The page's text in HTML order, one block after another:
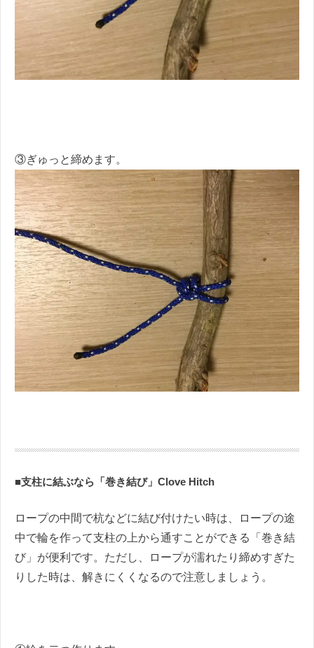
③ぎゅっと締めます。
■支柱に結ぶなら「巻き結び」Clove Hitch
ロープの中間で杭などに結び付けたい時は、ロープの途
中で輪を作って支柱の上から通すことができる「巻き結
び」が便利です。ただし、ロープが濡れたり締めすぎた
りした時は、解きにくくなるので注意しましょう。